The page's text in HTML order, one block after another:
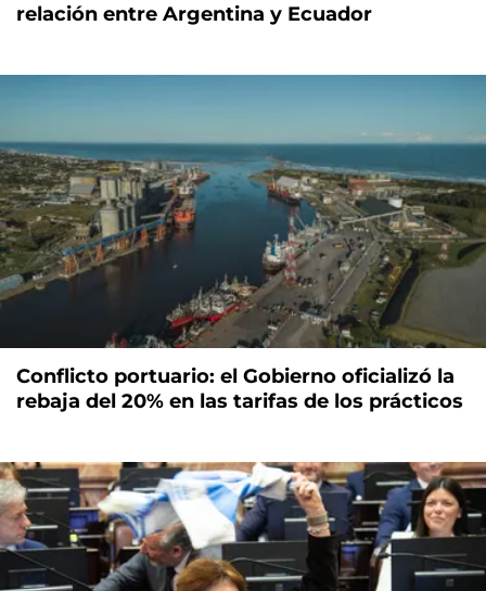
relación entre Argentina y Ecuador
Conflicto portuario: el Gobierno oficializó la
rebaja del 20% en las tarifas de los prácticos